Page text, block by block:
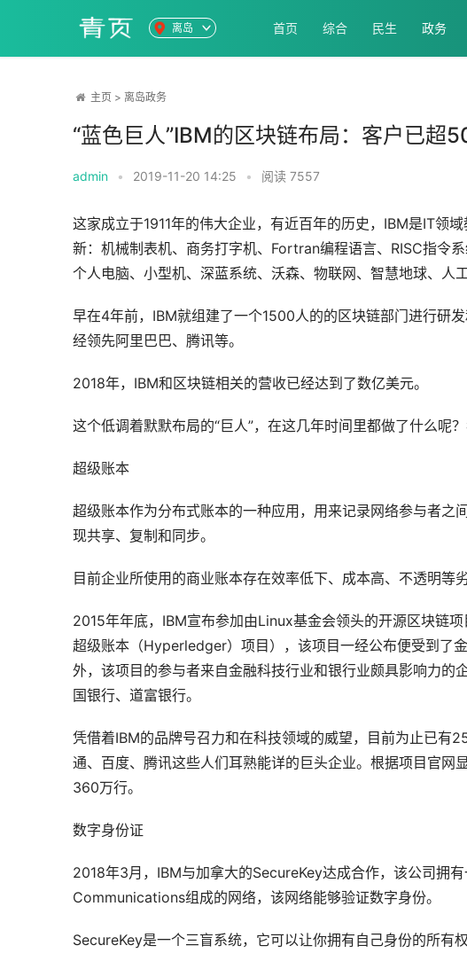
离岛 首页 综合 民生 政务
主页 > 离岛政务
“蓝色巨人”IBM的区块链布局：客户已超
admin • 2019-11-20 14:25 • 阅读 7557
这家成立于1911年的伟大企业，有近百年的历史，IBM是IT领
新：机械制表机、商务打字机、Fortran编程语言、RISC指令
个人电脑、小型机、深蓝系统、沃森、物联网、智慧地球、人
早在4年前，IBM就组建了一个1500人的的区块链部门进行研
经领先阿里巴巴、腾讯等。
2018年，IBM和区块链相关的营收已经达到了数亿美元。
这个低调着默默布局的“巨人”，在这几年时间里都做了什么呢
超级账本
超级账本作为分布式账本的一种应用，用来记录网络参与者之
现共享、复制和同步。
目前企业所使用的商业账本存在效率低下、成本高、不透明等
2015年年底，IBM宣布参加由Linux基金会领头的开源区块链
超级账本（Hyperledger）项目），该项目一经公布便受到了
外，该项目的参与者来自金融科技行业和银行业颇具影响力的
国银行、道富银行。
凭借着IBM的品牌号召力和在科技领域的威望，目前为止已有
通、百度、腾讯这些人们耳熟能详的巨头企业。根据项目官网
360万行。
数字身份证
2018年3月，IBM与加拿大的SecureKey达成合作，该公司拥
Communications组成的网络，该网络能够验证数字身份。
SecureKey是一个三盲系统，它可以让你拥有自己身份的所有权